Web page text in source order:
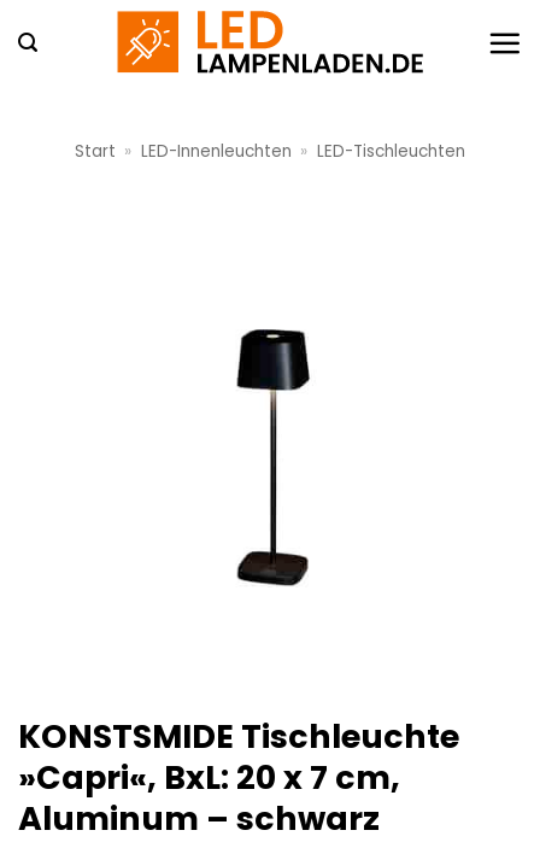
Inhalt
Start » LED-Innenleuchten » LED-Tischleuchten
KONSTSMIDE Tischleuchte
»Capri«, BxL: 20 x 7 cm,
Aluminum – schwarz